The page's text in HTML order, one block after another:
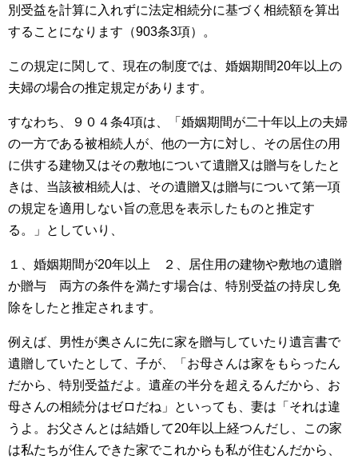
別受益を計算に入れずに法定相続分に基づく相続額を算出
することになります（903条3項）。
この規定に関して、現在の制度では、婚姻期間20年以上の
夫婦の場合の推定規定があります。
すなわち、９０４条4項は、「婚姻期間が二十年以上の夫婦
の一方である被相続人が、他の一方に対し、その居住の用
に供する建物又はその敷地について遺贈又は贈与をしたと
きは、当該被相続人は、その遺贈又は贈与について第一項
の規定を適用しない旨の意思を表示したものと推定す
る。」としていり、
１、婚姻期間が20年以上 ２、居住用の建物や敷地の遺贈
か贈与 両方の条件を満たす場合は、特別受益の持戻し免
除をしたと推定されます。
例えば、男性が奥さんに先に家を贈与していたり遺言書で
遺贈していたとして、子が、「お母さんは家をもらったん
だから、特別受益だよ。遺産の半分を超えるんだから、お
母さんの相続分はゼロだね」といっても、妻は「それは違
うよ。お父さんとは結婚して20年以上経つんだし、この家
は私たちが住んできた家でこれからも私が住むんだから、